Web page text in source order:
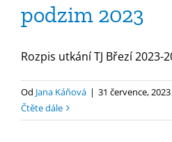
podzim 2023
Rozpis utkání TJ Březí 2023-
Od Jana Káňová | 31 července, 2023
Čtěte dále